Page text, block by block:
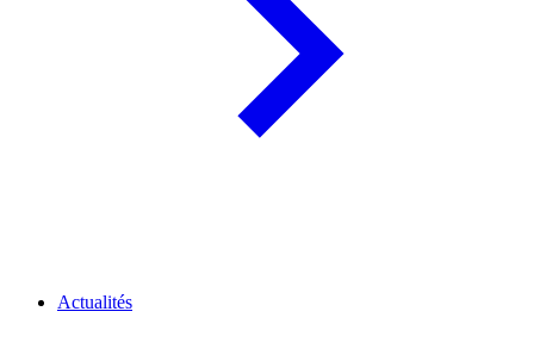
Actualités